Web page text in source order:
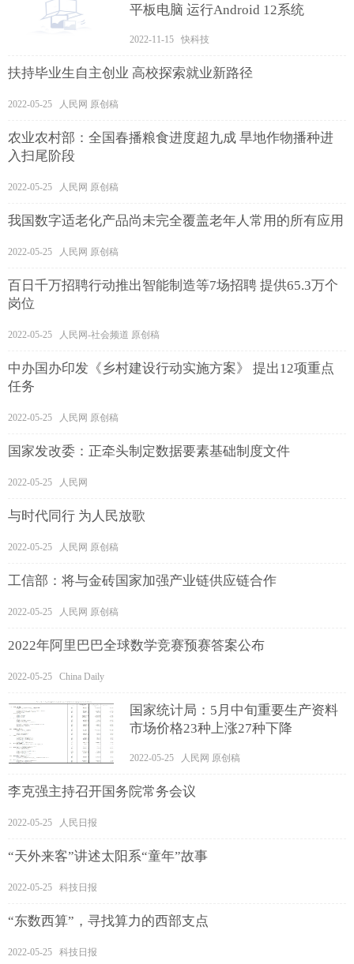
平板电脑 运行Android 12系统
2022-11-15 快科技
扶持毕业生自主创业 高校探索就业新路径
2022-05-25 人民网 原创稿
农业农村部：全国春播粮食进度超九成 旱地作物播种进
入扫尾阶段
2022-05-25 人民网 原创稿
我国数字适老化产品尚未完全覆盖老年人常用的所有应用
2022-05-25 人民网 原创稿
百日千万招聘行动推出智能制造等7场招聘 提供65.3万个
岗位
2022-05-25 人民网-社会频道 原创稿
中办国办印发《乡村建设行动实施方案》 提出12项重点
任务
2022-05-25 人民网 原创稿
国家发改委：正牵头制定数据要素基础制度文件
2022-05-25 人民网
与时代同行 为人民放歌
2022-05-25 人民网 原创稿
工信部：将与金砖国家加强产业链供应链合作
2022-05-25 人民网 原创稿
2022年阿里巴巴全球数学竞赛预赛答案公布
2022-05-25 China Daily
国家统计局：5月中旬重要生产资料
市场价格23种上涨27种下降
2022-05-25 人民网 原创稿
李克强主持召开国务院常务会议
2022-05-25 人民日报
“天外来客”讲述太阳系“童年”故事
2022-05-25 科技日报
“东数西算”，寻找算力的西部支点
2022-05-25 科技日报